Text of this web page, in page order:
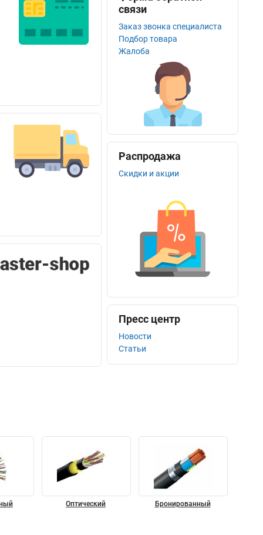
связи
Заказ звонка специалиста
Подбор товара
Жалоба
Распродажа
Скидки и акции
Пресс центр
Новости
Статьи
Оптический Бронированный